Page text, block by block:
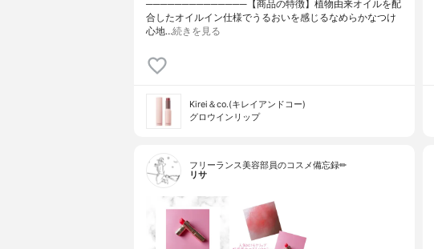
──────────────【商品の特徴】植物由来オイルを配
合したオイルイン仕様でうるおいを感じるなめらかなつけ
心地…続きを見る
Kirei＆co.(キレイアンドコー)
グロウインリップ
フリーランス美容部員のコスメ備忘録✏︎
リサ